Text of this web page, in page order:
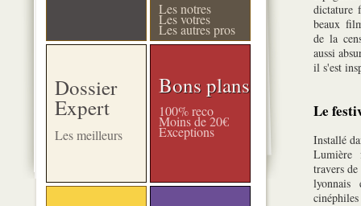
Les notres
Les votres
Les autres pros
Dossier
Expert
Les meilleurs
Bons plans
100% reco
Moins de 20€
Exceptions
dictature
beaux
de la
aussi
il s'est
Le
Installé
Lumière
travers
lyonnais